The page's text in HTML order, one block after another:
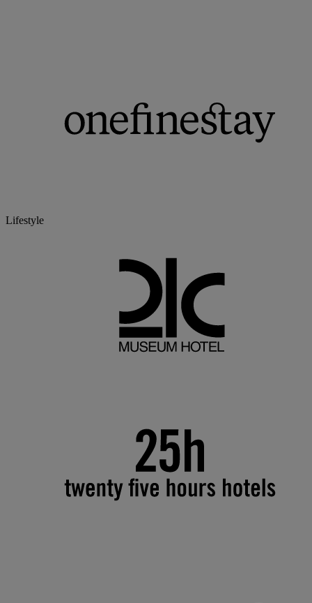
Lifestyle